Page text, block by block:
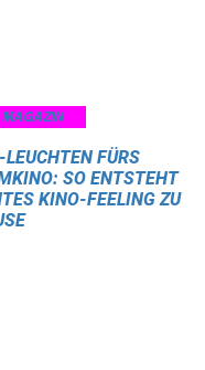
MAGAZIN
LEUCHTEN FÜRS
SO ENTSTEHT
KINO-FEELING ZU